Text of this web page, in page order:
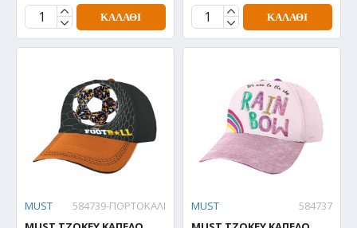
ΚΑΛΆΘΙ ΚΑΛΆΘΙ
MUST
584739-ΠΟΡΤΟΚΑΛΙ
MUST
584737